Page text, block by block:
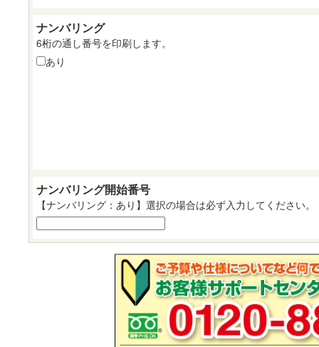
ナンバリング
6桁の通し番号を印刷します。
あり
ナンバリング開始番号
【ナンバリング：あり】選択の場合は必ず入力してください。